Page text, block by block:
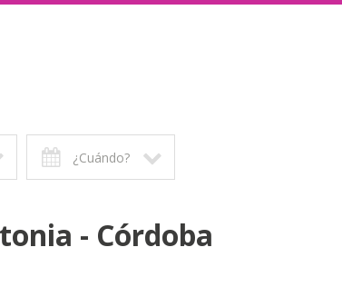
¿Cuándo?
- Córdoba